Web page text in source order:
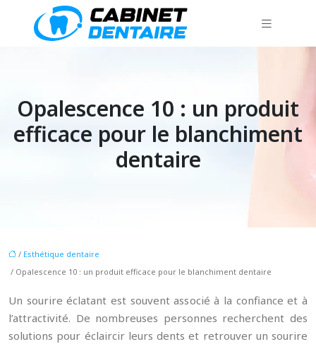
Opalescence 10 : un produit
efficace pour le blanchiment
dentaire
/ Esthétique dentaire
/ Opalescence 10 : un produit efficace pour le blanchiment dentaire
Un sourire éclatant est souvent associé à la confiance et à
l’attractivité. De nombreuses personnes recherchent des
solutions pour éclaircir leurs dents et retrouver un sourire